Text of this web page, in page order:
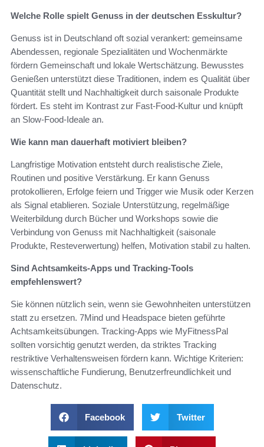
Welche Rolle spielt Genuss in der deutschen Esskultur?
Genuss ist in Deutschland oft sozial verankert: gemeinsame
Abendessen, regionale Spezialitäten und Wochenmärkte
fördern Gemeinschaft und lokale Wertschätzung. Bewusstes
Genießen unterstützt diese Traditionen, indem es Qualität über
Quantität stellt und Nachhaltigkeit durch saisonale Produkte
fördert. Es steht im Kontrast zur Fast‑Food‑Kultur und knüpft
an Slow‑Food‑Ideale an.
Wie kann man dauerhaft motiviert bleiben?
Langfristige Motivation entsteht durch realistische Ziele,
Routinen und positive Verstärkung. Er kann Genuss
protokollieren, Erfolge feiern und Trigger wie Musik oder Kerzen
als Signal etablieren. Soziale Unterstützung, regelmäßige
Weiterbildung durch Bücher und Workshops sowie die
Verbindung von Genuss mit Nachhaltigkeit (saisonale
Produkte, Resteverwertung) helfen, Motivation stabil zu halten.
Sind Achtsamkeits-Apps und Tracking-Tools
empfehlenswert?
Sie können nützlich sein, wenn sie Gewohnheiten unterstützen
statt zu ersetzen. 7Mind und Headspace bieten geführte
Achtsamkeitsübungen. Tracking-Apps wie MyFitnessPal
sollten vorsichtig genutzt werden, da striktes Tracking
restriktive Verhaltensweisen fördern kann. Wichtige Kriterien:
wissenschaftliche Fundierung, Benutzerfreundlichkeit und
Datenschutz.
Facebook Twitter